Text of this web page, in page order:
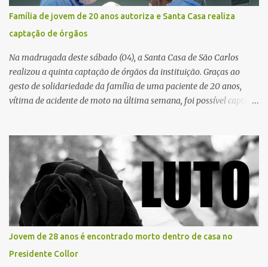
de demandas crescentes e recursos necessariamente limitados, a
principal missão da gestão pública não é apenas investir mais,
mas decidir melhor onde investir para produzir o maior benefício
possível à população. Essa reflexão encontra respaldo tanto na
teoria da admini...
Família de jovem de 20 anos autoriza e Santa Casa realiza
captação de órgãos
Na madrugada deste sábado (04), a Santa Casa de São Carlos
realizou a quinta captação de órgãos da instituição. Graças ao
gesto de solidariedade da família de uma paciente de 20 anos,
vítima de acidente de moto na última semana, foi possível captar o
Por se tratar de um órgão com curto tempo de preservação, a
equipe responsável pela captação do coração chegou a São Carlos
em uma aeronave da Força Aérea Brasileira (FAB), garantindo
agilidade no transporte e na realização do procedimento. Após a
retirada do órgão, a Guarda Civil Municipal (GCM), por meio da
Prefeitura de São Carlos, realizou o transporte do coração até o
aeroporto, de onde a aeronave da FAB seguiu com o órgão para
coordenada pela Comissão Intra-Hospitalar de Doação de Órgãos
Jovem de 28 anos é encontrado morto dentro de casa no
Presidente Collor